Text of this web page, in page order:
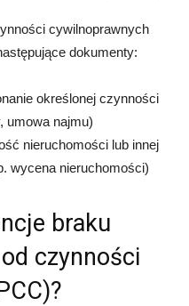
cywilnoprawnych
dokumenty:
określonej czynności
umowa najmu)
nieruchomości lub innej
wycena nieruchomości)
braku
czynności